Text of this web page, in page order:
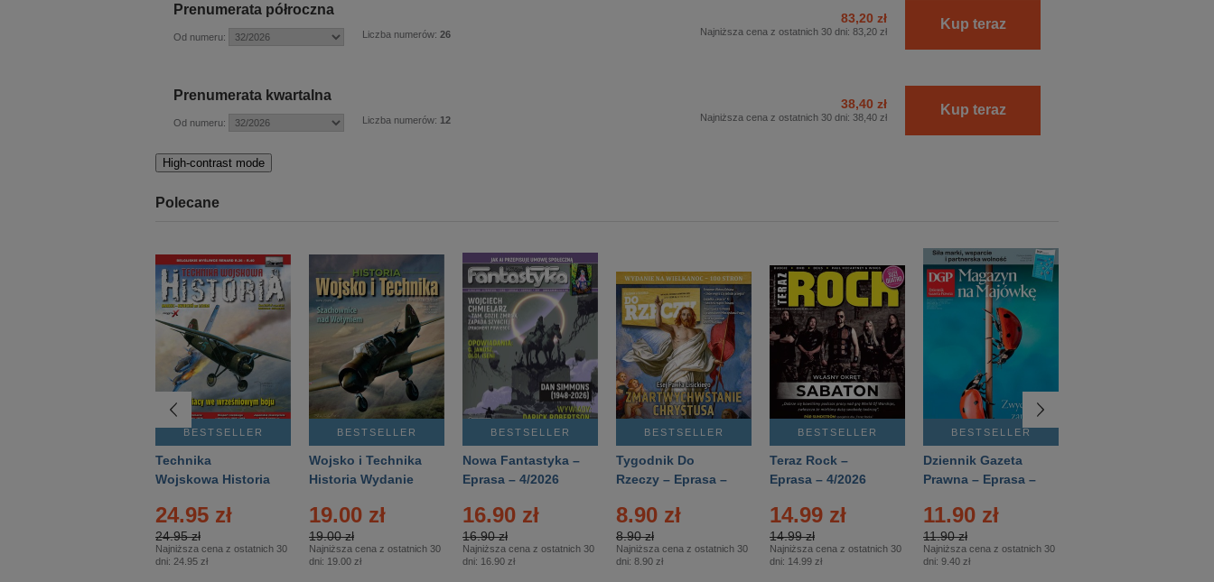
Prenumerata półroczna
Od numeru: Liczba numerów: 26
83,20 zł
Najniższa cena z ostatnich 30 dni: 83,20 zł Kup teraz
Prenumerata kwartalna
Od numeru: Liczba numerów: 12
38,40 zł
Najniższa cena z ostatnich 30 dni: 38,40 zł Kup teraz
High-contrast mode
Polecane
BESTSELLER
Technika
Wojskowa Historia
24.95 zł
24.95 zł
Najniższa cena z ostatnich 30
dni: 24.95 zł
BESTSELLER
Wojsko i Technika
Historia Wydanie
– 2/2026
19.00 zł
19.00 zł
Najniższa cena z ostatnich 30
dni: 19.00 zł
BESTSELLER
Nowa Fantastyka –
Eprasa – 4/2026
16.90 zł
16.90 zł
Najniższa cena z ostatnich 30
dni: 16.90 zł
BESTSELLER
Tygodnik Do
Rzeczy – Eprasa –
8.90 zł
8.90 zł
Najniższa cena z ostatnich 30
dni: 8.90 zł
BESTSELLER
Teraz Rock –
Eprasa – 4/2026
14.99 zł
14.99 zł
Najniższa cena z ostatnich 30
dni: 14.99 zł
BESTSELLER
Dziennik Gazeta
Prawna – Eprasa –
11.90 zł
11.90 zł
Najniższa cena z ostatnich 30
dni: 9.40 zł